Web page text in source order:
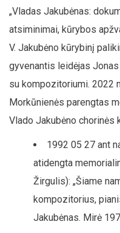
„Vladas Jakubėnas:
atsiminimai, kūrybos
V. Jakubėno kūrybinį
gyvenantis leidėjas
su kompozitoriumi. 2022
Morkūnienės parengtas
Vlado Jakubėno chorinės
1992 05 27 ant
atidengta
Žirgulis): „Šiame
kompozitorius,
Jakubėnas. Mirė